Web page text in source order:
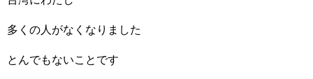
多くの人がなくなりました
とんでもないことです